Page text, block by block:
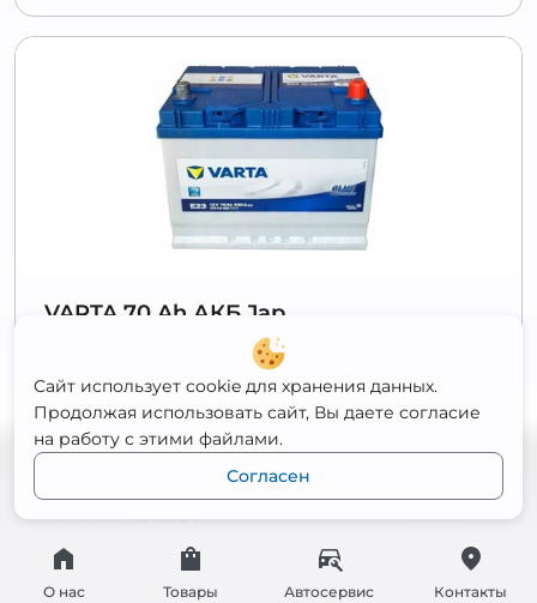
VARTA 70 Ah АКБ Jap
70 Ач
Ёмкость
630 А
Пусковой ток
Габариты
15 500₽
при обмене14 800₽
Открыть
О нас Товары Автосервис Контакты
Сайт использует cookie для хранения данных.
Продолжая использовать сайт, Вы даете согласие
на работу с этими файлами.
Согласен